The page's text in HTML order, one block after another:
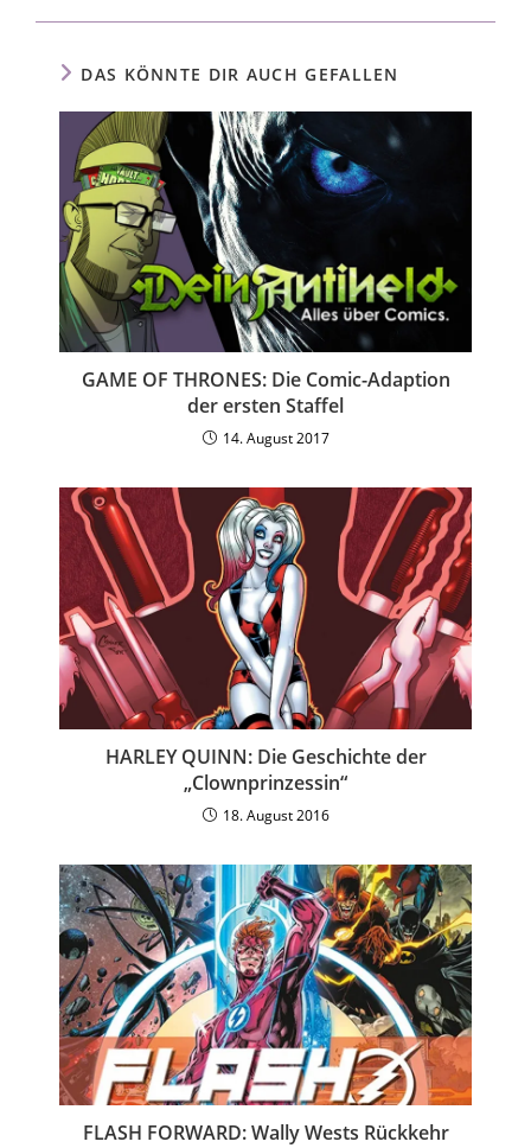
DAS KÖNNTE DIR AUCH GEFALLEN
GAME OF THRONES: Die Comic-Adaption
der ersten Staffel
14. August 2017
HARLEY QUINN: Die Geschichte der
„Clownprinzessin“
18. August 2016
FLASH FORWARD: Wally Wests Rückkehr